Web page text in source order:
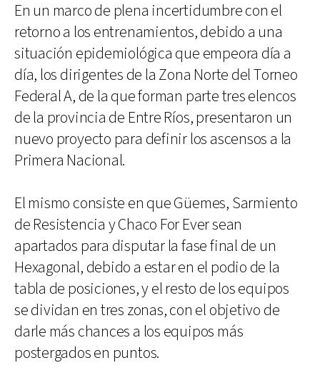
En un marco de plena incertidumbre con el
retorno a los entrenamientos, debido a una
situación epidemiológica que empeora día a
día, los dirigentes de la Zona Norte del Torneo
Federal A, de la que forman parte tres elencos
de la provincia de Entre Ríos, presentaron un
nuevo proyecto para definir los ascensos a la
Primera Nacional.
El mismo consiste en que Güemes, Sarmiento
de Resistencia y Chaco For Ever sean
apartados para disputar la fase final de un
Hexagonal, debido a estar en el podio de la
tabla de posiciones, y el resto de los equipos
se dividan en tres zonas, con el objetivo de
darle más chances a los equipos más
postergados en puntos.